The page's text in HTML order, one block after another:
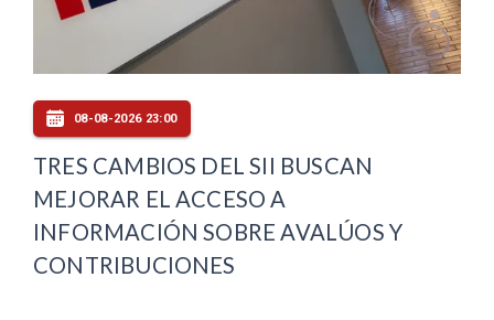
08-08-2026 23:00
TRES CAMBIOS DEL SII BUSCAN
MEJORAR EL ACCESO A
INFORMACIÓN SOBRE AVALÚOS Y
CONTRIBUCIONES